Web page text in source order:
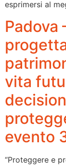
esprimersi al
Padova
vita
evento
“Proteggere e